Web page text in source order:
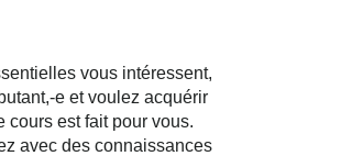
vous intéressent,
e et voulez acquérir
cours est fait pour vous.
avec des connaissances